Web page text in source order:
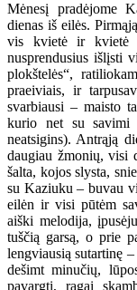
Mėnesį pradėjome
dienas iš eilės.
vis kvietė ir kvietė
nusprendusius išlįsti
plokštelės“,
praeiviais, ir
svarbiausi – maisto
kurio net su savimi
neatsigins). Antrąją
daugiau žmonių, visi
šalta, kojos slysta,
su Kaziuku – buvau
eilėn ir visi pūtėm
aiški melodija,
tuščią garsą, o prie
lengviausią sutartinę
dešimt minučių,
pavargti, ragai